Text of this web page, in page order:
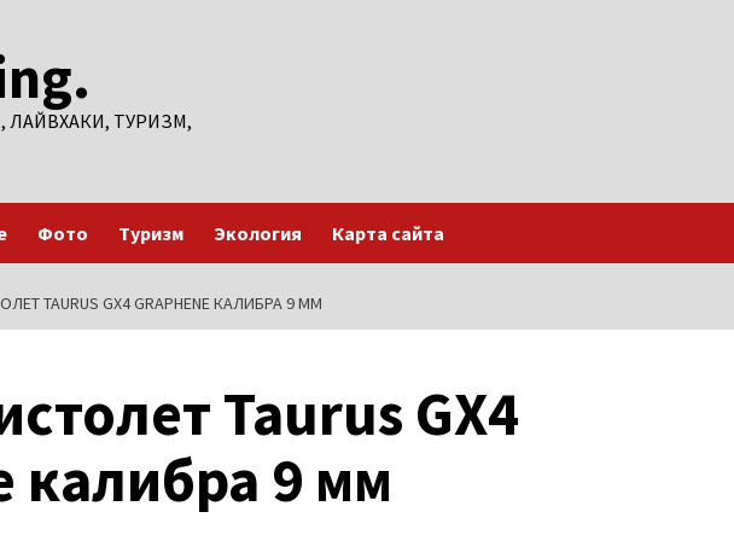
ЛАЙВХАКИ, ТУРИЗМ,
Фото Туризм Экология Карта сайта
TAURUS GX4 GRAPHENE КАЛИБРА 9 ММ
Taurus GX4
калибра 9 мм